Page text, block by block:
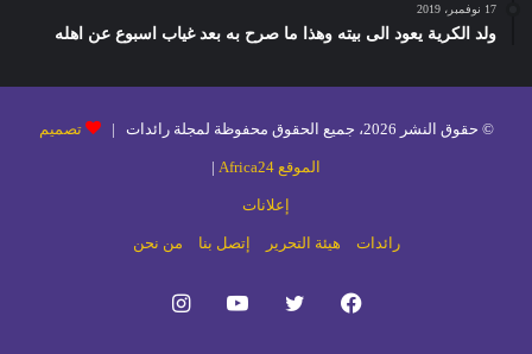
17 نوفمبر، 2019
ولد الكرية يعود الى بيته وهذا ما صرح به بعد غياب اسبوع عن اهله
© حقوق النشر 2026، جميع الحقوق محفوظة لمجلة رائدات | تصميم
الموقع Africa24 |
إعلانات
رائدات هيئة التحرير إتصل بنا من نحن
فيسبوك تويتر يوتيوبانستقرام